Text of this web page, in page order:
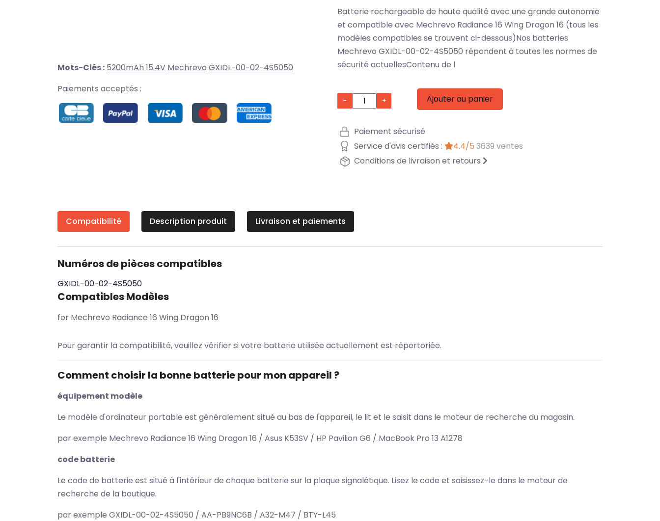
Mots-Clés : 5200mAh 15.4V Mechrevo GXIDL-00-02-4S5050
Paiements acceptés :
Batterie rechargeable de haute qualité avec une grande autonomie
et compatible avec Mechrevo Radiance 16 Wing Dragon 16 (tous les
modèles compatibles se trouvent ci-dessous)Nos batteries
Mechrevo GXIDL-00-02-4S5050 répondent à toutes les normes de
sécurité actuellesContenu de l
- + Ajouter au panier
Paiement sécurisé
Service d'avis certifiés :
4.4/5 3639 ventes
Conditions de livraison et retours
Compatibilité Description produit Livraison et paiements
Numéros de pièces compatibles
GXIDL-00-02-4S5050
Compatibles Modèles
for Mechrevo Radiance 16 Wing Dragon 16
Pour garantir la compatibilité, veuillez vérifier si votre batterie utilisée actuellement est répertoriée.
Comment choisir la bonne batterie pour mon appareil ?
équipement modèle
Le modèle d'ordinateur portable est généralement situé au bas de l'appareil, le lit et le saisit dans le moteur de recherche du magasin.
par exemple Mechrevo Radiance 16 Wing Dragon 16 / Asus K53SV / HP Pavilion G6 / MacBook Pro 13 A1278
code batterie
Le code de batterie est situé à l'intérieur de chaque batterie sur la plaque signalétique. Lisez le code et saisissez-le dans le moteur de
recherche de la boutique.
par exemple GXIDL-00-02-4S5050 / AA-PB9NC6B / A32-M47 / BTY-L45